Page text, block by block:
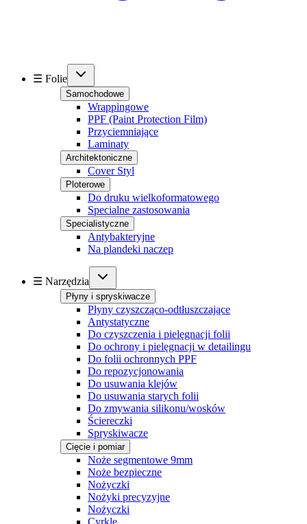
☰ Folie
Samochodowe
Wrappingowe
PPF (Paint Protection Film)
Przyciemniające
Laminaty
Architektoniczne
Cover Styl
Ploterowe
Do druku wielkoformatowego
Specialne zastosowania
Specialistyczne
Antybakteryjne
Na plandeki naczep
☰ Narzędzia
Płyny i spryskiwacze
Płyny czyszcząco-odtłuszczające
Antystatyczne
Do czyszczenia i pielęgnacji folii
Do ochrony i pielęgnacji w detailingu
Do folii ochronnych PPF
Do repozycjonowania
Do usuwania klejów
Do usuwania starych folii
Do zmywania silikonu/wosków
Ściereczki
Spryskiwacze
Cięcie i pomiar
Noże segmentowe 9mm
Noże bezpieczne
Nożyczki
Nożyki precyzyjne
Nożyczki
Cyrkle